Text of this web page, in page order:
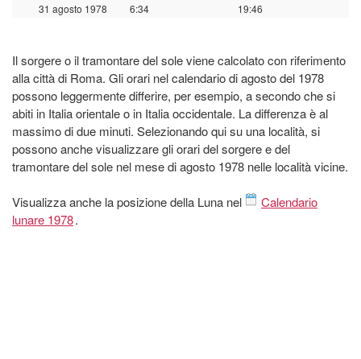
31 agosto 1978
6:34 19:46
Il sorgere o il tramontare del sole viene calcolato con riferimento
alla città di Roma. Gli orari nel calendario di agosto del 1978
possono leggermente differire, per esempio, a secondo che si
abiti in Italia orientale o in Italia occidentale. La differenza è al
massimo di due minuti. Selezionando qui su una località, si
possono anche visualizzare gli orari del sorgere e del
tramontare del sole nel mese di agosto 1978 nelle località vicine.
Visualizza anche la posizione della Luna nel
Calendario
lunare 1978.